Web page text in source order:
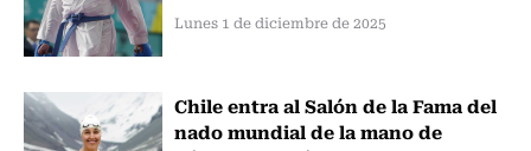
Lunes 1 de diciembre de 2025
Chile entra al Salón de la Fama del
nado mundial de la mano de